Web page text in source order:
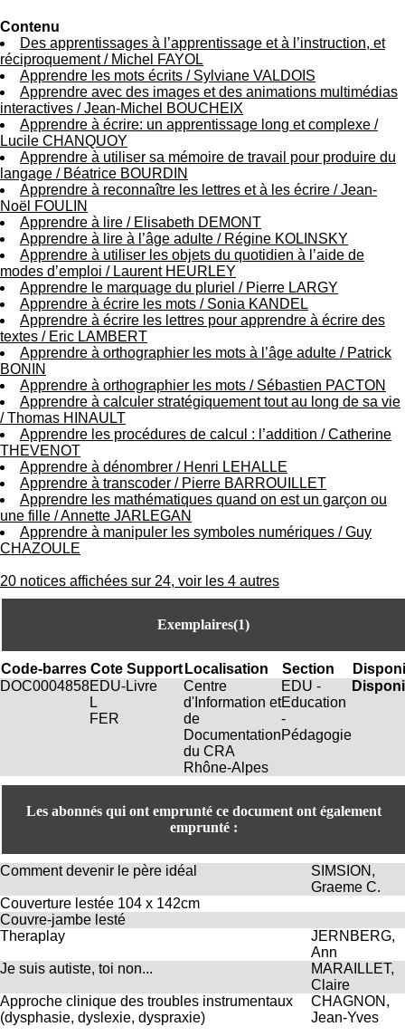
Contenu
Des apprentissages à l’apprentissage et à l’instruction, et
réciproquement/ Michel FAYOL
Apprendre les mots écrits / Sylviane VALDOIS
Apprendre avec des images et des animations multimédias
interactives /Jean-Michel BOUCHEIX
Apprendre à écrire: un apprentissage long et complexe /
Lucile CHANQUOY
Apprendre à utiliser sa mémoire de travail pour produire du
langage / Béatrice BOURDIN
Apprendre à reconnaître les lettres et à les écrire /Jean-
Noël FOULIN
Apprendre à lire / Elisabeth DEMONT
Apprendre à lire à l’âge adulte / Régine KOLINSKY
Apprendre à utiliser les objets du quotidien à l’aide de
modes d’emploi / Laurent HEURLEY
Apprendre le marquage du pluriel / Pierre LARGY
Apprendre à écrire les mots / Sonia KANDEL
Apprendre à écrire les lettres pour apprendre à écrire des
textes / Eric LAMBERT
Apprendre à orthographier les mots à l’âge adulte / Patrick
BONIN
Apprendre à orthographier les mots / Sébastien PACTON
Apprendre à calculer stratégiquement tout au long de sa vie
/Thomas HINAULT
Apprendre les procédures de calcul : l’addition /Catherine
THEVENOT
Apprendre à dénombrer / Henri LEHALLE
Apprendre à transcoder / Pierre BARROUILLET
Apprendre les mathématiques quand on est un garçon ou
une fille /Annette JARLEGAN
Apprendre à manipuler les symboles numériques /Guy
CHAZOULE
20 notices affichées sur 24, voir les 4 autres
Exemplaires(1)
Code-barres Cote Support Localisation Section
DOC0004858EDU-
L
FER
Livre
Centre
d'Information et
de
Documentation
du CRA
Rhône-Alpes
EDU -
Education
-
Pédagogie
Les abonnés qui ont emprunté ce document ont également
emprunté :
Comment devenir le père idéal
SIMSION,
Graeme C.
Couverture lestée 104 x 142cm
Couvre-jambe lesté
Theraplay
JERNBERG,
Ann
Je suis autiste, toi non...
MARAILLET,
Claire
Approche clinique des troubles instrumentaux
(dysphasie, dyslexie, dyspraxie)
CHAGNON,
Jean-Yves
V
i
n
a
t
i
r
,
b
t
.
2
1
1
9
5
,
B
P
i
e
F
-
6
9
6
B
r
a
:
L
u
i
a
V
r
d
i